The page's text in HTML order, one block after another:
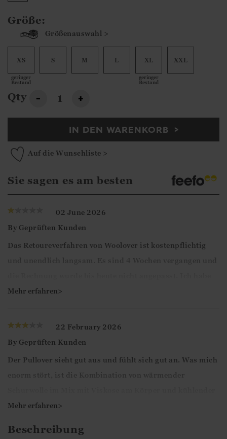
Größe:
Größenauswahl >
XS
geringer
Bestand
S M L XL
geringer
Bestand
XXL
Qty - +
IN DEN WARENKORB
Auf die Wunschliste >
Sie sagen es am besten
02 June 2026
By Geprüften Kunden
Das Retoureverfahren von Woolover ist kostenpflichtig
rein Geldverlust von 200€ bisher. Ich kann nur warnen
Vielen Dank für Ihr Feedback. Wir freuen uns, dass Sie
sich die Zeit genommen haben, Ihre Bewertung
Mit freundlichen Grüßen
Mehr erfahren>
22 February 2026
By Geprüften Kunden
Der Pullover sieht gut aus und fühlt sich gut an. Was mich
Baumwolle um Schultern und Arme. Leider ist auch dieser
nachhaltig und hoffentlich auch tierwohlverträglich
Mehr erfahren>
Beschreibung